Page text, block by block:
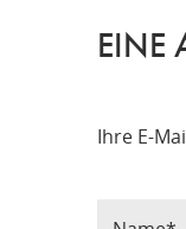
EINE
Ihre E-